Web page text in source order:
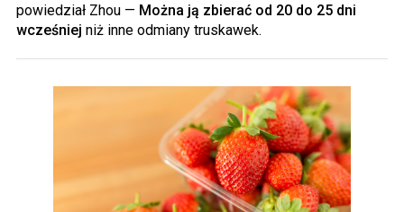
powiedział Zhou — Można ją zbierać od 20 do 25 dni
wcześniej niż inne odmiany truskawek.